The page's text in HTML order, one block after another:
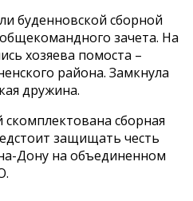
буденновской сборной
зачета. На
хозяева помоста –
района. Замкнула
дружина.
сборная
защищать честь
Дону на объединенном